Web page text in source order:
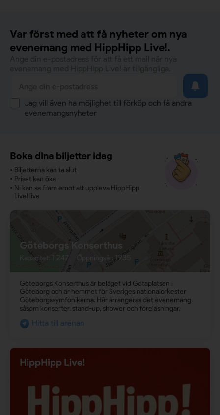
Var först med att få nyheter om nya
evenemang med HippHipp Live!.
Jag vill även ha möjlighet till förköp och få andra
evenemangsnyheter
Boka dina biljetter idag
• Biljetterna kan ta slut
• Priset kan öka
• Ni kan se fram emot att uppleva HippHipp
Live! live
Göteborgs Konserthus
Kapacitet: 1 247 Öppningsår:1935
Göteborgs Konserthus är beläget vid Götaplatsen i
Göteborg och är hemmet för Sveriges nationalorkester
Göteborgssymfonikerna. Här arrangeras det evenemang
såsom konserter, stand-up, shower och föreläsningar.
Hitta till arenan
HippHipp Live!